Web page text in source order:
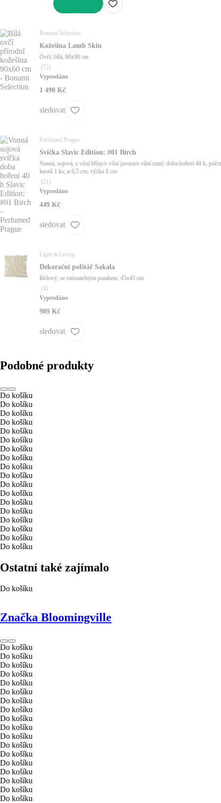
Bonami Selection
Kožešina Lamb Skin
Ovčí, bílá, 60x90 cm
(72)
Vyprodáno
1 490 Kč
sledovat
Perfumed Prague
Svíčka Slavic Edition: #01 Birch
Vonná, sojová, s vůní břízy/s vůní javoru/s vůní maté, doba hoření 40 h, počet
knotů 1 ks, ø 6,5 cm, výška 8 cm
(21)
Vyprodáno
449 Kč
sledovat
Light & Living
Dekorační polštář Sakala
Béžový, se snímatelným potahem, 45x45 cm
(4)
Vyprodáno
989 Kč
sledovat
Podobné produkty
Do košíku
Do košíku
Do košíku
Do košíku
Do košíku
Do košíku
Do košíku
Do košíku
Do košíku
Do košíku
Do košíku
Do košíku
Do košíku
Do košíku
Do košíku
Do košíku
Do košíku
Do košíku
Ostatní také zajímalo
Do košíku
Značka Bloomingville
Do košíku
Do košíku
Do košíku
Do košíku
Do košíku
Do košíku
Do košíku
Do košíku
Do košíku
Do košíku
Do košíku
Do košíku
Do košíku
Do košíku
Do košíku
Do košíku
Do košíku
Do košíku